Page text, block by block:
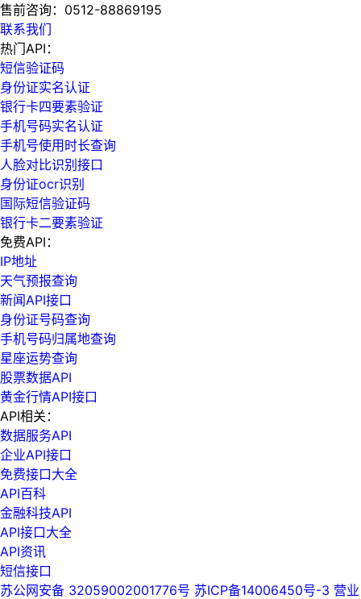
售前咨询： 0512-88869195
联系我们
热门API：
短信验证码
身份证实名认证
银行卡四要素验证
手机号码实名认证
手机号使用时长查询
人脸对比识别接口
身份证ocr识别
国际短信验证码
银行卡二要素验证
免费API：
IP地址
天气预报查询
新闻API接口
身份证号码查询
手机号码归属地查询
星座运势查询
股票数据API
黄金行情API接口
API相关：
数据服务API
企业API接口
免费接口大全
API百科
金融科技API
API接口大全
API资讯
短信接口
苏公网安备 32059002001776号 苏ICP备14006450号-3 营业